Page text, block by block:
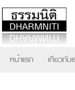
หน้าแรก เกี่ยวกับ